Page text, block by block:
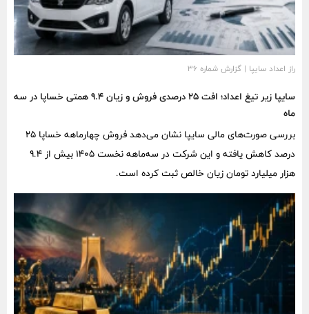
راز اعداد سایپا | گزارش شماره ۳۶
سایپا زیر تیغ اعداد؛ افت ۲۵ درصدی فروش و زیان ۹.۴ همتی خساپا در سه
ماه
بررسی صورت‌های مالی سایپا نشان می‌دهد فروش چهارماهه خساپا ۲۵
درصد کاهش یافته و این شرکت در سه‌ماهه نخست ۱۴۰۵ بیش از ۹.۴
هزار میلیارد تومان زیان خالص ثبت کرده است.